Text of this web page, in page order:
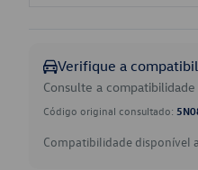
Verifique a
Consulte a
Código original consultado:
Compatibilidade disponível